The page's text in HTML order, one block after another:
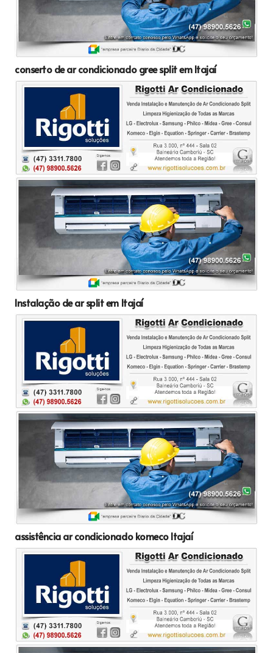
conserto de ar condicionado gree split em Itajaí
Instalação de ar split em Itajaí
assistência ar condicionado komeco Itajaí